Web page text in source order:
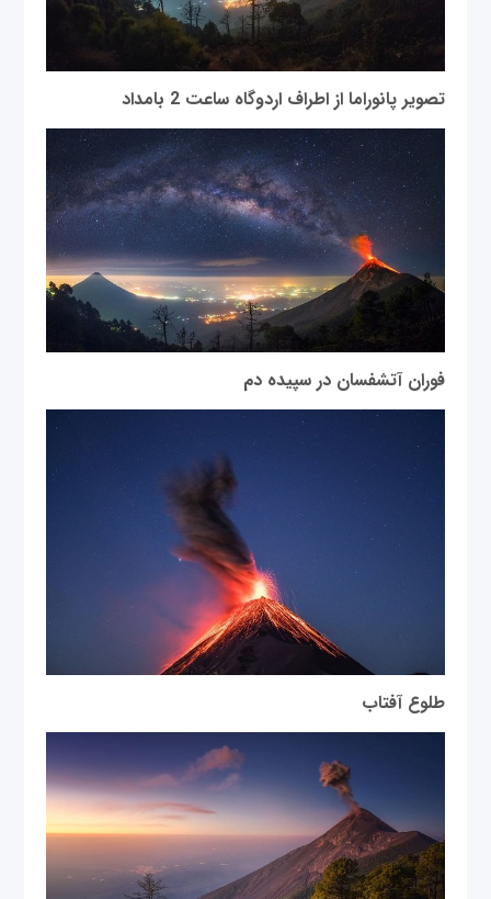
تصویر پانوراما از اطراف اردوگاه ساعت 2 بامداد
فوران آتشفسان در سپیده دم
طلوع آفتاب